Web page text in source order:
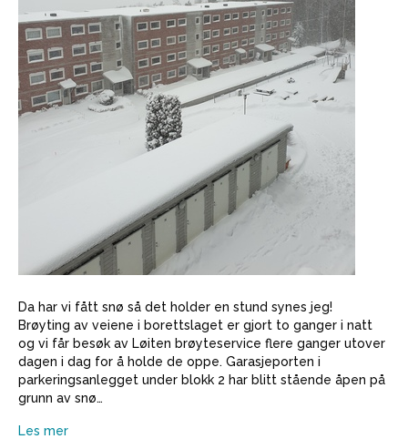
Da har vi fått snø så det holder en stund synes jeg!
Brøyting av veiene i borettslaget er gjort to ganger i natt
og vi får besøk av Løiten brøyteservice flere ganger utover
dagen i dag for å holde de oppe. Garasjeporten i
parkeringsanlegget under blokk 2 har blitt stående åpen på
grunn av snø…
Les mer